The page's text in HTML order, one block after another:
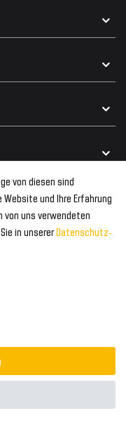
von diesen sind
und Ihre Erfahrung
von uns verwendeten
in unsererDaten­schutz­